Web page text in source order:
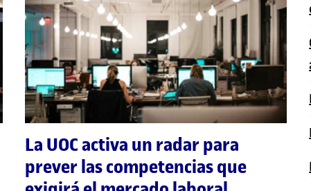
La UOC activa un radar para
prever las competencias que